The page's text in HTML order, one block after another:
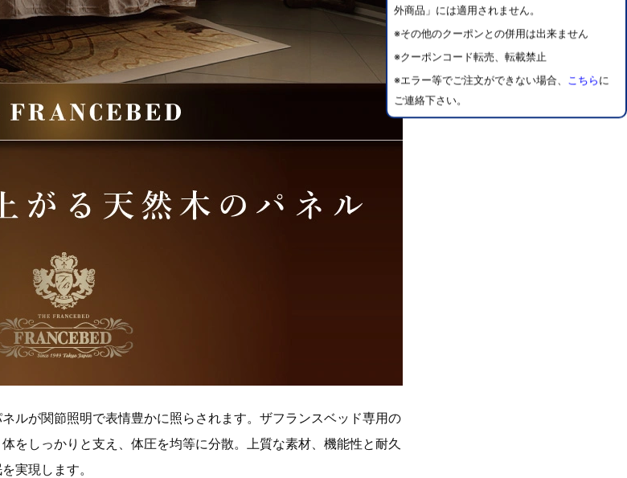
外商品」には適用されません。
※その他のクーポンとの併用は出来ません
※クーポンコード転売、転載禁止
※エラー等でご注文ができない場合、 こちら に
ご連絡下さい。
ルが関節照明で表情豊かに照らされます。ザフランスベッド専用の
をしっかりと支え、体圧を均等に分散。上質な素材、機能性と耐久
実現します。